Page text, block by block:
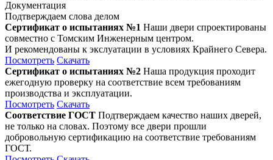
Документация
Подтверждаем слова делом
Сертификат о испытаниях №1 Наши двери спроектированы
совместно с Томским Инженерным центром.
И рекомендованы к экслуатации в условиях Крайнего Севера.
Посмотреть Скачать
Сертификат о испытаниях №2 Наша продукция проходит
ежегодную проверку на соответствие всем требованиям
производства и эксплуатации.
Посмотреть Скачать
Соответствие ГОСТ Подтверждаем качество наших дверей,
не только на словах. Поэтому все двери прошли
добровольную сертификацию на соответствие требованиям
ГОСТ.